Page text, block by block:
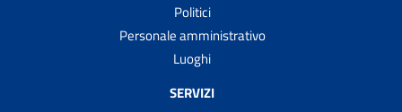
Politici
Personale amministrativo
Luoghi
SERVIZI